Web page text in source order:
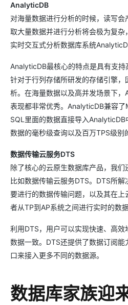
AnalyticDB
对海量数据进行分析的时候，读写
取大量数据并进行分析将会极为复
实时交互式分析数据库系统
AnalyticDB最核心的特点是具有支
针对于行列存储所研发的存储引擎
析。在海量数据以及高并发场景下
表现都非常优秀。AnalyticDB兼容
SQL里面的数据直接导入
数据的毫秒级查询以及百万TPS级别
数据传输云服务DTS
除了核心的云原生数据库产品，我们
比如数据传输云服务DTS。DTS所
要进行的数据传输问题，以及其在
者从TP到AP系统之间进行实时的数据
利用DTS，用户可以实现快速、高
数据一致。DTS还提供了数据订阅
口来接入更多不同的数据源。
数据库家族迎